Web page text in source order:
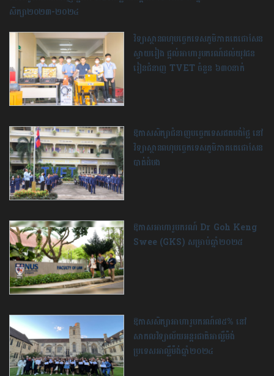
សិក្សា២០២៣-២០២៤
វិទ្យាស្ថានពហុបច្ចេកទេសភូមិភាគតេជោសែន
ស្វាយរៀង ផ្តល់អាហារូបករណ៍ដល់យុវជន
រៀនជំនាញ TVET ចំនួន ៦៣០នាក់
ឱកាស​សិក្សា​ជំនាញបច្ចេកទេស​ឥតបង់ថ្លៃ នៅ​
វិទ្យាស្ថានពហុបច្ចេកទេស​ភូមិភាគ​តេជោសែន
បាត់ដំបង
ឱកាសអាហារូបករណ៍ Dr Goh Keng
Swee (GKS) សម្រាប់ឆ្នាំ២០២៥
​ឱកាសសិក្សាអាហារូបករណ៍៧៥% នៅ
សាកលវិទ្យាល័យអន្តរជាតិអាល្លឺម៉ង់
ប្រទេសអាល្លឺម៉ង់ឆ្នាំ២០២៤